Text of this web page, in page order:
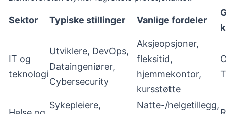
Sektor Typiske stillinger Vanlige fordeler
IT og
teknologi
Utviklere, DevOps,
Dataingeniører,
Cybersecurity
Aksjeopsjoner,
fleksitid,
hjemmekontor,
kursstøtte
Sykepleiere,
Natte-/helgetillegg,